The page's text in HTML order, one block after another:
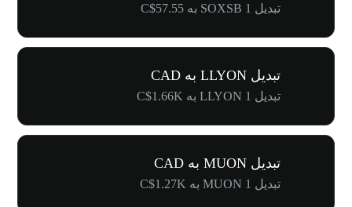
تبدیل 1 SOXSB به C$57.55
تبدیل LLYON به CAD
تبدیل 1 LLYON به C$1.66K
تبدیل MUON به CAD
تبدیل 1 MUON به C$1.27K